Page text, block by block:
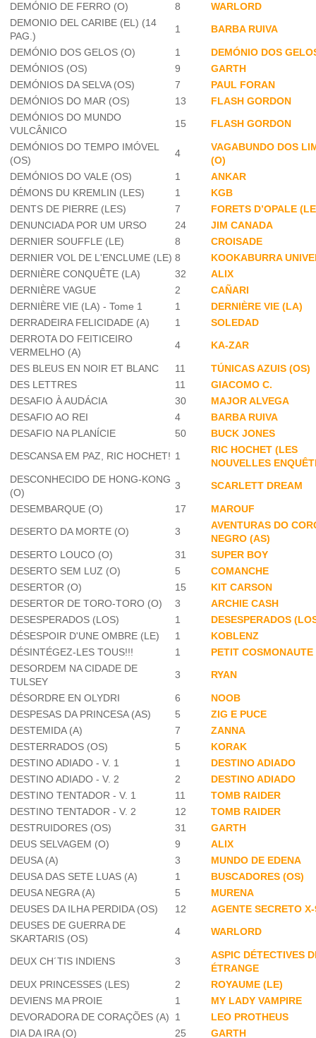
DEMÓNIO DE FERRO (O)
8
WARLORD
DEMONIO DEL CARIBE (EL) (14
PAG.)
1 BARBA RUIVA
DEMÓNIO DOS GELOS (O) 1
DEMÓNIO DOS
DEMÓNIOS (OS)
9
GARTH
DEMÓNIOS DA SELVA (OS)
7
PAUL FORAN
DEMÓNIOS DO MAR (OS)
13
FLASH GORDON
DEMÓNIOS DO MUNDO
VULCÂNICO
15 FLASH GORDON
DEMÓNIOS DO TEMPO IMÓVEL
(OS)
4
VAGABUNDO DOS
(O)
DEMÓNIOS DO VALE (OS)
1
ANKAR
DÉMONS DU KREMLIN (LES)
1
KGB
DENTS DE PIERRE (LES)
7
FORETS D’OPALE
DENUNCIADA POR UM URSO
24
JIM CANADA
DERNIER SOUFFLE (LE)
8
CROISADE
DERNIER VOL DE L'ENCLUME (LE) 8
KOOKABURRA
DERNIÈRE CONQUÊTE (LA)
32
ALIX
DERNIÈRE VAGUE
2
CAÑARI
DERNIÈRE VIE (LA) - Tome 1
1
DERNIÈRE VIE (LA)
DERRADEIRA FELICIDADE (A)
1
SOLEDAD
DERROTA DO FEITICEIRO
VERMELHO (A)
4 KA-ZAR
DES BLEUS EN NOIR ET BLANC 11
TÚNICAS AZUIS (OS)
DES LETTRES
11
GIACOMO C.
DESAFIO À AUDÁCIA
30
MAJOR ALVEGA
DESAFIO AO REI
4
BARBA RUIVA
DESAFIO NA PLANÍCIE
50
BUCK JONES
DESCANSA EM PAZ, RIC HOCHET! 1
RIC HOCHET (LES
NOUVELLES
DESCONHECIDO DE HONG-KONG
(O)
3 SCARLETT DREAM
DESEMBARQUE (O) 17
MAROUF
DESERTO DA MORTE (O)
3
AVENTURAS DO
NEGRO (AS)
DESERTO LOUCO (O)
31
SUPER BOY
DESERTO SEM LUZ (O)
5
COMANCHE
DESERTOR (O)
15
KIT CARSON
DESERTOR DE TORO-TORO (O)
3
ARCHIE CASH
DESESPERADOS (LOS)
1
DESESPERADOS
DÉSESPOIR D'UNE OMBRE (LE)
1
KOBLENZ
DÉSINTÉGEZ-LES TOUS!!!
1
PETIT COSMONAUTE
DESORDEM NA CIDADE DE
TULSEY
3 RYAN
DÉSORDRE EN OLYDRI 6
NOOB
DESPESAS DA PRINCESA (AS)
5
ZIG E PUCE
DESTEMIDA (A)
7
ZANNA
DESTERRADOS (OS)
5
KORAK
DESTINO ADIADO - V. 1
1
DESTINO ADIADO
DESTINO ADIADO - V. 2
2
DESTINO ADIADO
DESTINO TENTADOR - V. 1
11
TOMB RAIDER
DESTINO TENTADOR - V. 2
12
TOMB RAIDER
DESTRUIDORES (OS)
31
GARTH
DEUS SELVAGEM (O)
9
ALIX
DEUSA (A)
3
MUNDO DE EDENA
DEUSA DAS SETE LUAS (A)
1
BUSCADORES (OS)
DEUSA NEGRA (A)
5
MURENA
DEUSES DA ILHA PERDIDA (OS)
12
AGENTE SECRETO
DEUSES DE GUERRA DE
SKARTARIS (OS)
4 WARLORD
DEUX CH´TIS INDIENS 3
ASPIC DÉTECTIVES
ÉTRANGE
DEUX PRINCESSES (LES)
2
ROYAUME (LE)
DEVIENS MA PROIE
1
MY LADY VAMPIRE
DEVORADORA DE CORAÇÕES (A)
1
LEO PROTHEUS
DIA DA IRA (O)
25 GARTH